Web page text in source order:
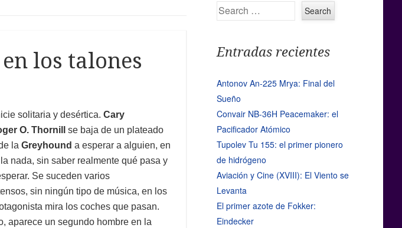
los talones
solitaria y desértica. Cary
O. Thornill
se baja de un plateado
la Greyhound a esperar a alguien, en
nada, sin saber realmente qué pasa y
Se suceden varios
sin ningún tipo de música, en los
mira los coches que pasan.
aparece un segundo hombre en la
Search
Entradas recientes
Antonov An-225 Mrya: Final del
Sueño
Convair NB-36H Peacemaker: el
Pacificador Atómico
Tupolev Tu 155: el primer pionero
de hidrógeno
Aviación y Cine (XVIII): El Viento se
Levanta
El primer azote de Fokker:
Eindecker